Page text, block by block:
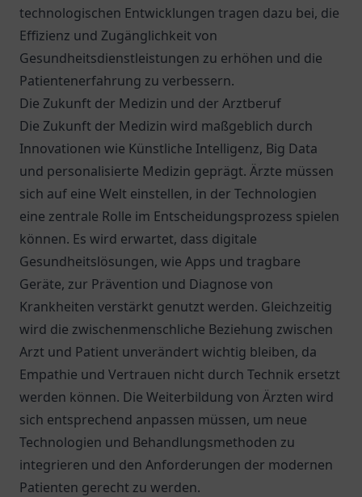
technologischen Entwicklungen tragen dazu bei, die
Effizienz und Zugänglichkeit von
Gesundheitsdienstleistungen zu erhöhen und die
Patientenerfahrung zu verbessern.
Die Zukunft der Medizin und der Arztberuf
Die Zukunft der Medizin wird maßgeblich durch
Innovationen wie Künstliche Intelligenz, Big Data
und personalisierte Medizin geprägt. Ärzte müssen
sich auf eine Welt einstellen, in der Technologien
eine zentrale Rolle im Entscheidungsprozess spielen
können. Es wird erwartet, dass digitale
Gesundheitslösungen, wie Apps und tragbare
Geräte, zur Prävention und Diagnose von
Krankheiten verstärkt genutzt werden. Gleichzeitig
wird die zwischenmenschliche Beziehung zwischen
Arzt und Patient unverändert wichtig bleiben, da
Empathie und Vertrauen nicht durch Technik ersetzt
werden können. Die Weiterbildung von Ärzten wird
sich entsprechend anpassen müssen, um neue
Technologien und Behandlungsmethoden zu
integrieren und den Anforderungen der modernen
Patienten gerecht zu werden.